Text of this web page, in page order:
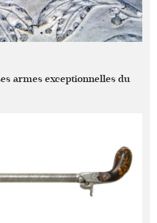
armes exceptionnelles du